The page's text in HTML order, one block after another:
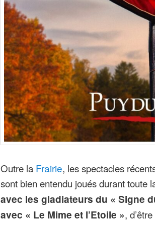
Outre la Frairie, les spectacles
sont bien entendu joués durant toute
avec les gladiateurs du « Signe
avec « Le Mime et l’Etoile », d’être